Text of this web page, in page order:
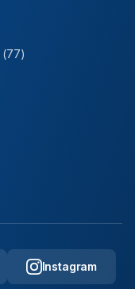
(77)
Instagram